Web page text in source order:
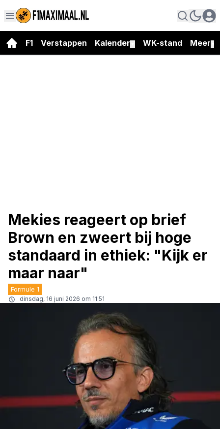
F1 Verstappen Kalender WK-stand Meer
Mekies reageert op brief
Brown en zweert bij hoge
standaard in ethiek: "Kijk er
maar naar"
Formule 1
dinsdag, 16 juni 2026 om 11:51